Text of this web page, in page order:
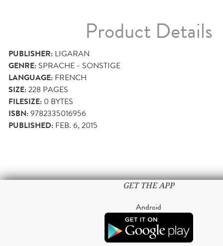
Product Details
PUBLISHER: LIGARAN
GENRE: SPRACHE - SONSTIGE
LANGUAGE: FRENCH
SIZE:228 PAGES
FILESIZE: 0 BYTES
ISBN:9782335016956
PUBLISHED: FEB. 6, 2015
GET THE APP
Android